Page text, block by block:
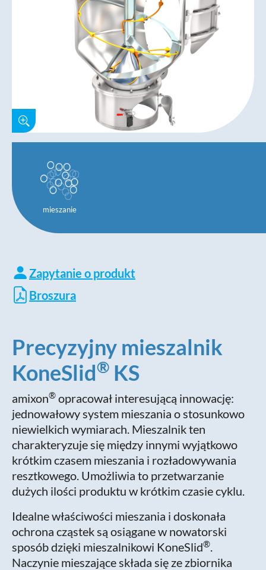
mieszanie
Zapytanie o produkt
Broszura
Precyzyjny mieszalnik
KoneSlid® KS
amixon® opracował interesującą innowację:
jednowałowy system mieszania o stosunkowo
niewielkich wymiarach. Mieszalnik ten
charakteryzuje się między innymi wyjątkowo
krótkim czasem mieszania i rozładowywania
resztkowego. Umożliwia to przetwarzanie
dużych ilości produktu w krótkim czasie cyklu.
Idealne właściwości mieszania i doskonała
ochrona cząstek są osiągane w nowatorski
sposób dzięki mieszalnikowi KoneSlid®.
Naczynie mieszające składa się ze zbiornika